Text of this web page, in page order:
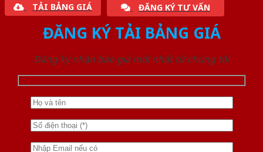
TẢI BẢNG GIÁ ĐĂNG KÝ TƯ VẤN
ĐĂNG KÝ TẢI BẢNG GIÁ
Đăng ký nhận báo giá mới nhất từ chúng tôi